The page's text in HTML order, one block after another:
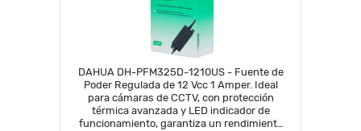
DAHUA DH-PFM325D-1210US - Fuente de
Poder Regulada de 12 Vcc 1 Amper. Ideal
para cámaras de CCTV, con protección
térmica avanzada y LED indicador de
funcionamiento, garantiza un rendimiento